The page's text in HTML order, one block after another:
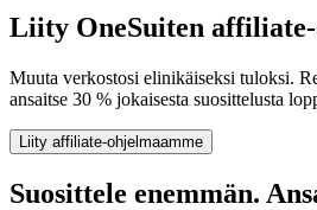
Liity OneSuiten
Muuta verkostosi elinikäiseksi tuloksi.
ansaitse 30 % jokaisesta suosittelusta
Liity affiliate-ohjelmaamme
Suosittele enemmän.